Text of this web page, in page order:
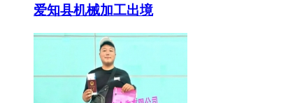
爱知县机械加工出境